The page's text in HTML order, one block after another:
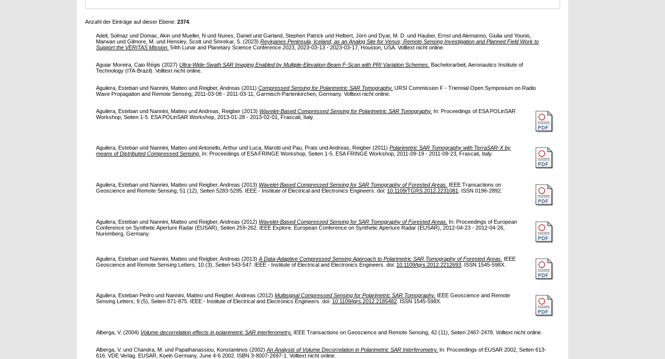
Anzahl der Einträge auf dieser Ebene: 2374
Adeli, Solmaz und Domac, Akin und Mueller, N und Nunes, Daniel undGarland, Stephen Patrick und Helbert, Jörn und Dyar, M. D. und Hauber, Ernst undAlemanno, Giulia undYounis,
Marwan undGilmore, M. und Hensley, Scott undSmrekar, S. (2023)Reykjanes Peninsula, Iceland, as an Analog Site for Venus; Remote Sensing Investigation and Planned Field Work to
Support the VERITAS Mission. 54th Lunar and Planetary Science Conference 2023, 2023-03-13 - 2023-03-17, Houston, USA. Volltext nicht online.
Aguiar Moreira, Caio Régis (2027)Ultra-Wide-Swath SAR Imaging Enabled by Multiple-Elevation-Beam F-Scan with PRI Variation Schemes. Bachelorarbeit, Aeronautics Institute of
Technology (ITA-Brazil). Volltext nicht online.
Aguilera, Esteban undNannini, Matteo undReigber, Andreas (2011)Compressed Sensing for Polarimetric SAR Tomography. URSI Commission F - Triennial Open Symposium on Radio
Wave Propagation and Remote Sensing, 2011-03-08 - 2011-03-11, Garmisch-Partenkirchen, Germany. Volltext nicht online.
Aguilera, Esteban undNannini, Matteo undAndreas, Reigber (2013) Wavelet-Based Compressed Sensing for Polarimetric SAR Tomography. In: Proceedings of ESA POLinSAR
Workshop, Seiten 1-5. ESA POLinSAR Workshop, 2013-01-28 - 2013-02-01, Frascati, Italy.
Aguilera, Esteban und Nannini, Matteo undAntonello, Arthur und Luca, Marotti und Pau, Prats undAndreas, Reigber (2011)Polarimetric SAR Tomography with TerraSAR-X by
means of Distributed Compressed Sensing.
In: Proceedings of ESA FRINGE Workshop, Seiten 1-5. ESA FRINGE Workshop, 2011-09-19 - 2011-09-23, Frascati, Italy.
Aguilera, Esteban undNannini, Matteo undReigber, Andreas (2013) Wavelet-Based Compressed Sensing for SAR Tomography of Forested Areas. IEEE Transactions on
Geoscience and Remote Sensing, 51 (12), Seiten 5283-5295. IEEE - Institute of Electrical and Electronics Engineers. doi: 10.1109/TGRS.2012.2231081 . ISSN 0196-2892.
Aguilera, Esteban undNannini, Matteo undReigber, Andreas (2012) Wavelet-Based Compressed Sensing for SAR Tomography of Forested Areas. In: Proceedings of European
Conference on Synthetic Aperture Radar (EUSAR), Seiten 259-262. IEEE Explore. European Conference on Synthetic Aperture Radar (EUSAR), 2012-04-23 - 2012-04-26,
Nuremberg, Germany.
Aguilera, Esteban undNannini, Matteo undReigber, Andreas (2013)A Data-Adaptive Compressed Sensing Approach to Polarimetric SAR Tomography of Forested Areas. IEEE
Geoscience and Remote Sensing Letters, 10 (3), Seiten 543-547. IEEE - Institute of Electrical and Electronics Engineers. doi: 10.1109/lgrs.2012.2212693 . ISSN 1545-598X.
Aguilera, Esteban Pedro und Nannini, Matteo und Reigber, Andreas (2012)Multisignal Compressed Sensing for Polarimetric SAR Tomography.
IEEE Geoscience and Remote
Sensing Letters, 9 (5), Seiten 871-875. IEEE - Institute of Electrical and Electronics Engineers. doi: 10.1109/lgrs.2012.2185482 . ISSN 1545-598X.
Alberga, V. (2004) Volume decorrelation effects in polarimetric SAR interferometry. IEEE Transactions on Geoscience and Remote Sensing, 42 (11), Seiten 2467-2478. Volltext nicht online.
Alberga, V. undChandra, M. undPapathanassiou, Konstantinos (2002)An Analysis of Volume Decorrelation in Polarimetric SAR Interferometry. In: Proceedings of EUSAR 2002, Seiten 613-
616. VDE Verlag. EUSAR, Koeln Germany, June 4-6 2002. ISBN 3-8007-2697-1. Volltext nicht online.